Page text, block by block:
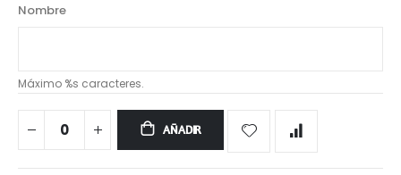
Nombre
Máximo %s caracteres.
AÑADIR